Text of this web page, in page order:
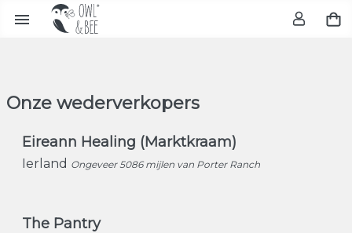

Onze wederverkopers
Eireann Healing (Marktkraam)
Ierland Ongeveer 5086 mijlen van Porter Ranch
The Pantry